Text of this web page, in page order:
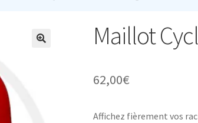
Maillot
62,00€
Affichez fièrement vos